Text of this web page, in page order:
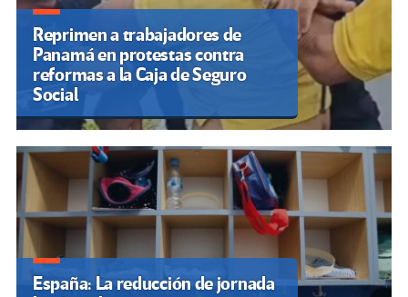
Reprimen a trabajadores de
Panamá en protestas contra
reformas a la Caja de Seguro
Social
España: La reducción de jornada